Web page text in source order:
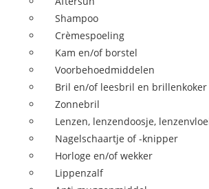
Shampoo
Crèmespoeling
Kam en/of borstel
Voorbehoedmiddelen
Bril en/of leesbril en brillenkoker
Zonnebril
Lenzen, lenzendoosje,
Nagelschaartje of -knipper
Horloge en/of wekker
Lippenzalf